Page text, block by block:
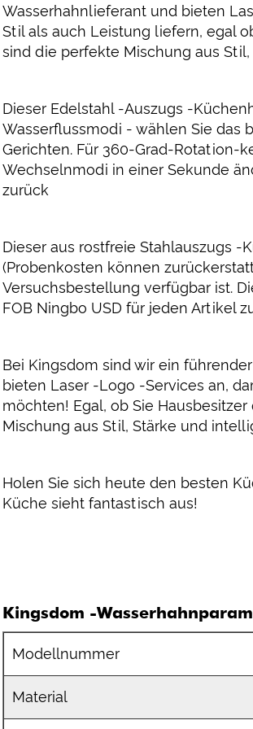
Wasserhahnlieferant und bieten
Stil als auch Leistung liefern, egal
sind die perfekte Mischung aus
Dieser Edelstahl -Auszugs -
Wasserflussmodi - wählen Sie das
Gerichten. Für 360-Grad-Rotation-
Wechselnmodi in einer Sekunde
zurück
Dieser aus rostfreie Stahlauszugs -
(Probenkosten können
Versuchsbestellung verfügbar ist.
FOB Ningbo USD für jeden Artikel
Bei Kingsdom sind wir ein
bieten Laser -Logo -Services an,
möchten! Egal, ob Sie
Mischung aus Stil, Stärke und
Holen Sie sich heute den besten
Küche sieht fantastisch aus!
Kingsdom -
Modellnummer
Material